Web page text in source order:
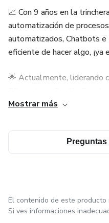
Sesión 3: Mejora de
La IA se usa para generar
de auditoría y propuestas
📈 Con 9 años en la
automatización de
automatizados, Chatbots e
eficiente de hacer algo,
🌟 Actualmente, liderando
revolucionando los
💪 Mi forma de trabajo:
supuesto, Agilizar.
Mostrar más
El contenido de este
Si ves informaciones